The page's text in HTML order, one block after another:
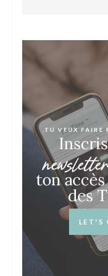
TU VEUX FAIRE
newsletter
ton
des
LET'S